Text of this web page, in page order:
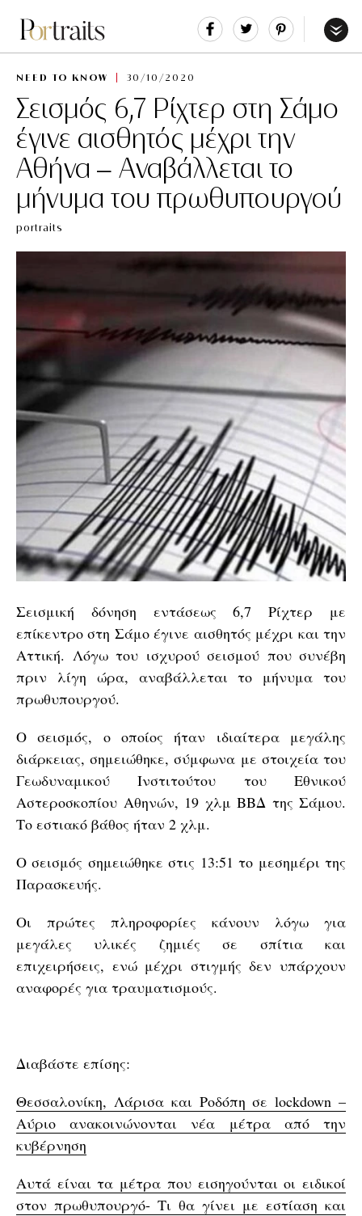
Share Tweet
NEED TO KNOW 30/10/2020
Σεισμός 6,7 Ρίχτερ στη Σάμο
έγινε αισθητός μέχρι την
Αθήνα – Aναβάλλεται το
μήνυμα του πρωθυπουργού
portraits
Σεισμική δόνηση εντάσεως 6,7 Ρίχτερ με
επίκεντρο στη Σάμο έγινε αισθητός μέχρι και την
Αττική. Λόγω του ισχυρού σεισμού που συνέβη
πριν λίγη ώρα, αναβάλλεται το μήνυμα του
πρωθυπουργού.
Ο σεισμός, ο οποίος ήταν ιδιαίτερα μεγάλης
διάρκειας, σημειώθηκε, σύμφωνα με στοιχεία του
Γεωδυναμικού Ινστιτούτου του Εθνικού
Αστεροσκοπίου Αθηνών, 19 χλμ ΒΒΔ της Σάμου.
Το εστιακό βάθος ήταν 2 χλμ.
Ο σεισμός σημειώθηκε στις 13:51 το μεσημέρι της
Παρασκευής.
Οι πρώτες πληροφορίες κάνουν λόγω για
μεγάλες υλικές ζημιές σε σπίτια και
επιχειρήσεις, ενώ μέχρι στιγμής δεν υπάρχουν
αναφορές για τραυματισμούς.
Διαβάστε επίσης:
Θεσσαλονίκη, Λάρισα και Ροδόπη σε lockdown –
Αύριο ανακοινώνονται νέα μέτρα από την
κυβέρνηση
Αυτά είναι τα μέτρα που εισηγούνται οι ειδικοί
στον πρωθυπουργό- Τι θα γίνει με εστίαση και